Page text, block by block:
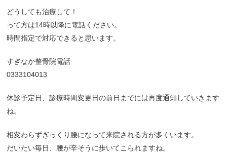
どうしても治療して！
って方は14時以降に電話ください。
時間指定で対応できると思います。
すぎなか整骨院電話
0333104013
休診予定日、診療時間変更日の前日までには再度通知していきます
ね。
相変わらずぎっくり腰になって来院される方が多くいます。
だいたい毎日、腰が辛そうに歩いてこられますね。